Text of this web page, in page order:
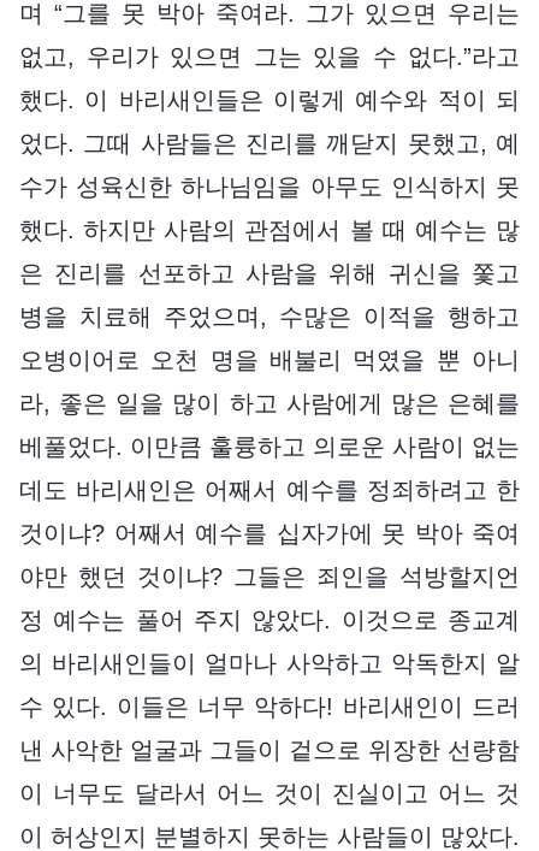
며 “그를 못 박아 죽여라. 그가 있으면 우리는
없고, 우리가 있으면 그는 있을 수 없다.”라고
했다. 이 바리새인들은 이렇게 예수와 적이 되
었다. 그때 사람들은 진리를 깨닫지 못했고, 예
수가 성육신한 하나님임을 아무도 인식하지 못
했다. 하지만 사람의 관점에서 볼 때 예수는 많
은 진리를 선포하고 사람을 위해 귀신을 쫓고
병을 치료해 주었으며, 수많은 이적을 행하고
오병이어로 오천 명을 배불리 먹였을 뿐 아니
라, 좋은 일을 많이 하고 사람에게 많은 은혜를
베풀었다. 이만큼 훌륭하고 의로운 사람이 없는
데도 바리새인은 어째서 예수를 정죄하려고 한
것이냐? 어째서 예수를 십자가에 못 박아 죽여
야만 했던 것이냐? 그들은 죄인을 석방할지언
정 예수는 풀어 주지 않았다. 이것으로 종교계
의 바리새인들이 얼마나 사악하고 악독한지 알
수 있다. 이들은 너무 악하다! 바리새인이 드러
낸 사악한 얼굴과 그들이 겉으로 위장한 선량함
이 너무도 달라서 어느 것이 진실이고 어느 것
이 허상인지 분별하지 못하는 사람들이 많았다.